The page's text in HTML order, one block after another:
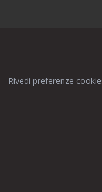
Rivedi preferenze